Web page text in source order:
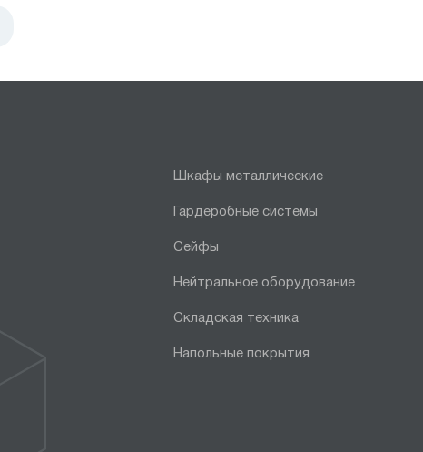
Шкафы металлические
Гардеробные системы
Сейфы
Нейтральное оборудование
Складская техника
Напольные покрытия